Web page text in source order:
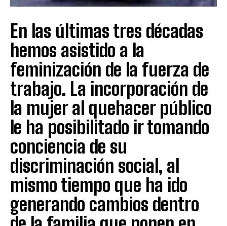
En las últimas tres décadas
hemos asistido a la
feminización de la fuerza de
trabajo. La incorporación de
la mujer al quehacer público
le ha posibilitado ir tomando
conciencia de su
discriminación social, al
mismo tiempo que ha ido
generando cambios dentro